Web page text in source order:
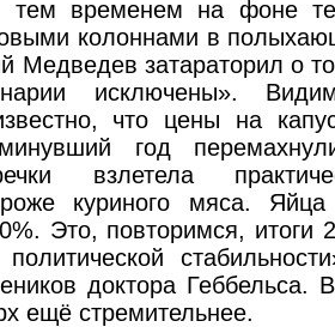
временем на фоне
колоннами в
Медведев затараторил о
исключены».
что цены на
год
взлетела
куриного мяса.
Это, повторимся, итоги
доктора Геббельса.
ещё стремительнее.